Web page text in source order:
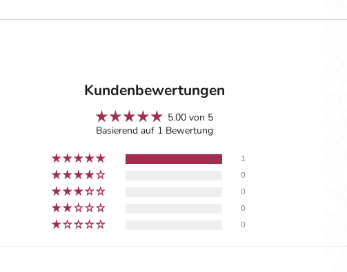
Kundenbewertungen
5.00 von 5
Basierend auf 1 Bewertung
1
0
0
0
0